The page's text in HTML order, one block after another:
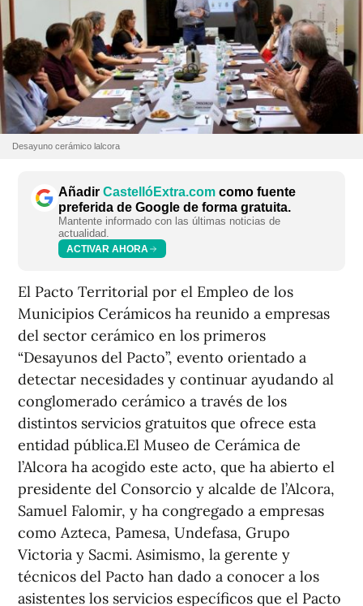
Desayuno cerámico lalcora
Añadir CastellóExtra.com como fuente
preferida de Google de forma gratuita.
Mantente informado con las últimas noticias de
actualidad.
ACTIVAR AHORA
El Pacto Territorial por el Empleo de los
Municipios Cerámicos ha reunido a empresas
del sector cerámico en los primeros
“Desayunos del Pacto”, evento orientado a
detectar necesidades y continuar ayudando al
conglomerado cerámico a través de los
distintos servicios gratuitos que ofrece esta
entidad pública.El Museo de Cerámica de
l’Alcora ha acogido este acto, que ha abierto el
presidente del Consorcio y alcalde de l’Alcora,
Samuel Falomir, y ha congregado a empresas
como Azteca, Pamesa, Undefasa, Grupo
Victoria y Sacmi. Asimismo, la gerente y
técnicos del Pacto han dado a conocer a los
asistentes los servicios específicos que el Pacto